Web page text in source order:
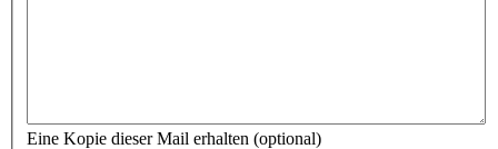
Eine Kopie dieser Mail erhalten (optional)